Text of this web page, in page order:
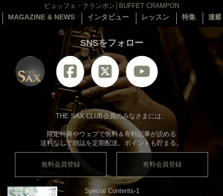
ビュッフェ・クランポン│BUFFET CRAMPON
MAGAZINE & NEWS インタビュー レッスン 特集 連
SNSをフォロー
THE SAX CLUB会員のみなさまには、
限定特典やウェブで無料＆有料記事が読める
送料なしで雑誌を定期配送。ポイントも貯まる。
無料会員登録 有料会員登録
Special Contents-1